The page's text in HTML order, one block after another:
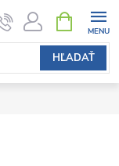
HĽADAŤ
KOŠÍK